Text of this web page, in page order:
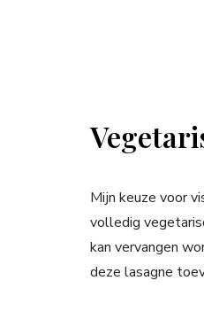
Mijn keuze voor
volledig
kan vervangen
deze lasagne